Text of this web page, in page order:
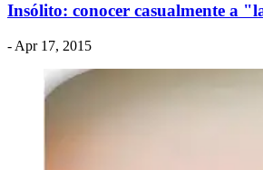
Insólito: conocer casualmente a
- Apr 17, 2015